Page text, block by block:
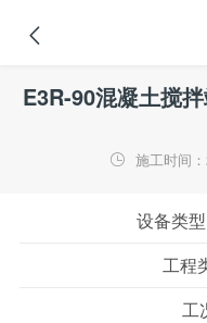

全部 推土机 压路
E3R-90混凝土搅
 施工时间
设备类型
工程
工